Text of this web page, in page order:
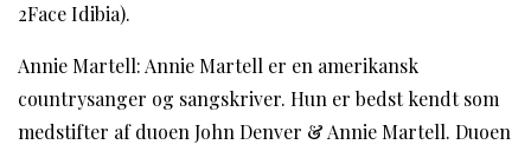
2Face Idibia).
Annie Martell: Annie Martell er en amerikansk
countrysanger og sangskriver. Hun er bedst kendt som
medstifter af duoen John Denver & Annie Martell. Duoen